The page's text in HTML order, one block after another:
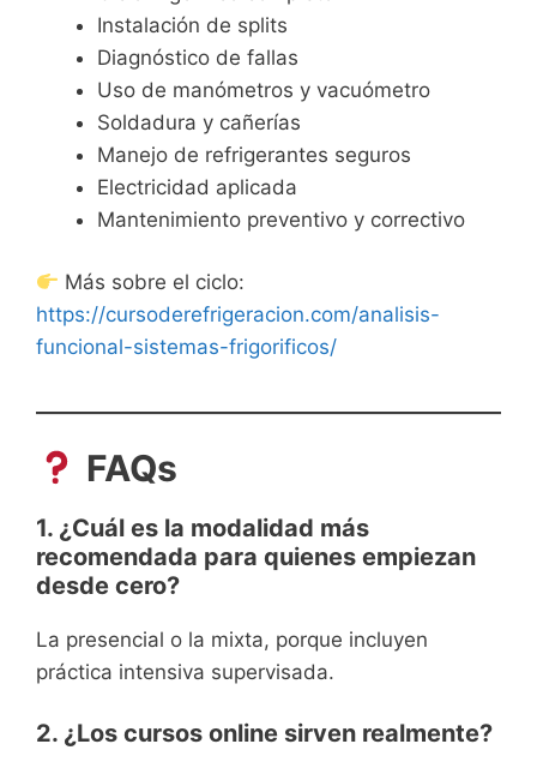
Instalación de splits
Diagnóstico de fallas
Uso de manómetros y vacuómetro
Soldadura y cañerías
Manejo de refrigerantes seguros
Electricidad aplicada
Mantenimiento preventivo y correctivo
Más sobre el ciclo:
https://cursoderefrigeracion.com/analisis-
funcional-sistemas-frigorificos/
FAQs
1. ¿Cuál es la modalidad más
recomendada para quienes empiezan
desde cero?
La presencial o la mixta, porque incluyen
práctica intensiva supervisada.
2. ¿Los cursos online sirven realmente?